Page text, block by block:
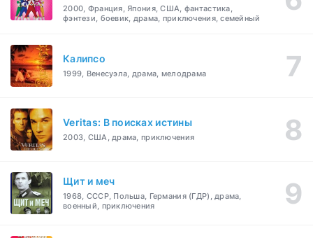
2000, Франция, Япония, США, фантастика,
фэнтези, боевик, драма, приключения, семейный
Калипсо
1999, Венесуэла, драма, мелодрама
Veritas: В поисках истины
2003, США, драма, приключения
Щит и меч
1968, СССР, Польша, Германия (ГДР), драма,
военный, приключения